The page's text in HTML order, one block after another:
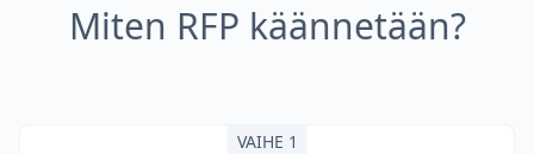
Miten RFP käännetään?
VAIHE 1